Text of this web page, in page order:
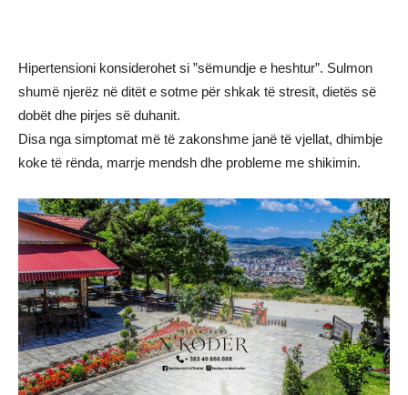
Hipertensioni konsiderohet si ”sëmundje e heshtur”. Sulmon
shumë njerëz në ditët e sotme për shkak të stresit, dietës së
dobët dhe pirjes së duhanit.
Disa nga simptomat më të zakonshme janë të vjellat, dhimbje
koke të rënda, marrje mendsh dhe probleme me shikimin.